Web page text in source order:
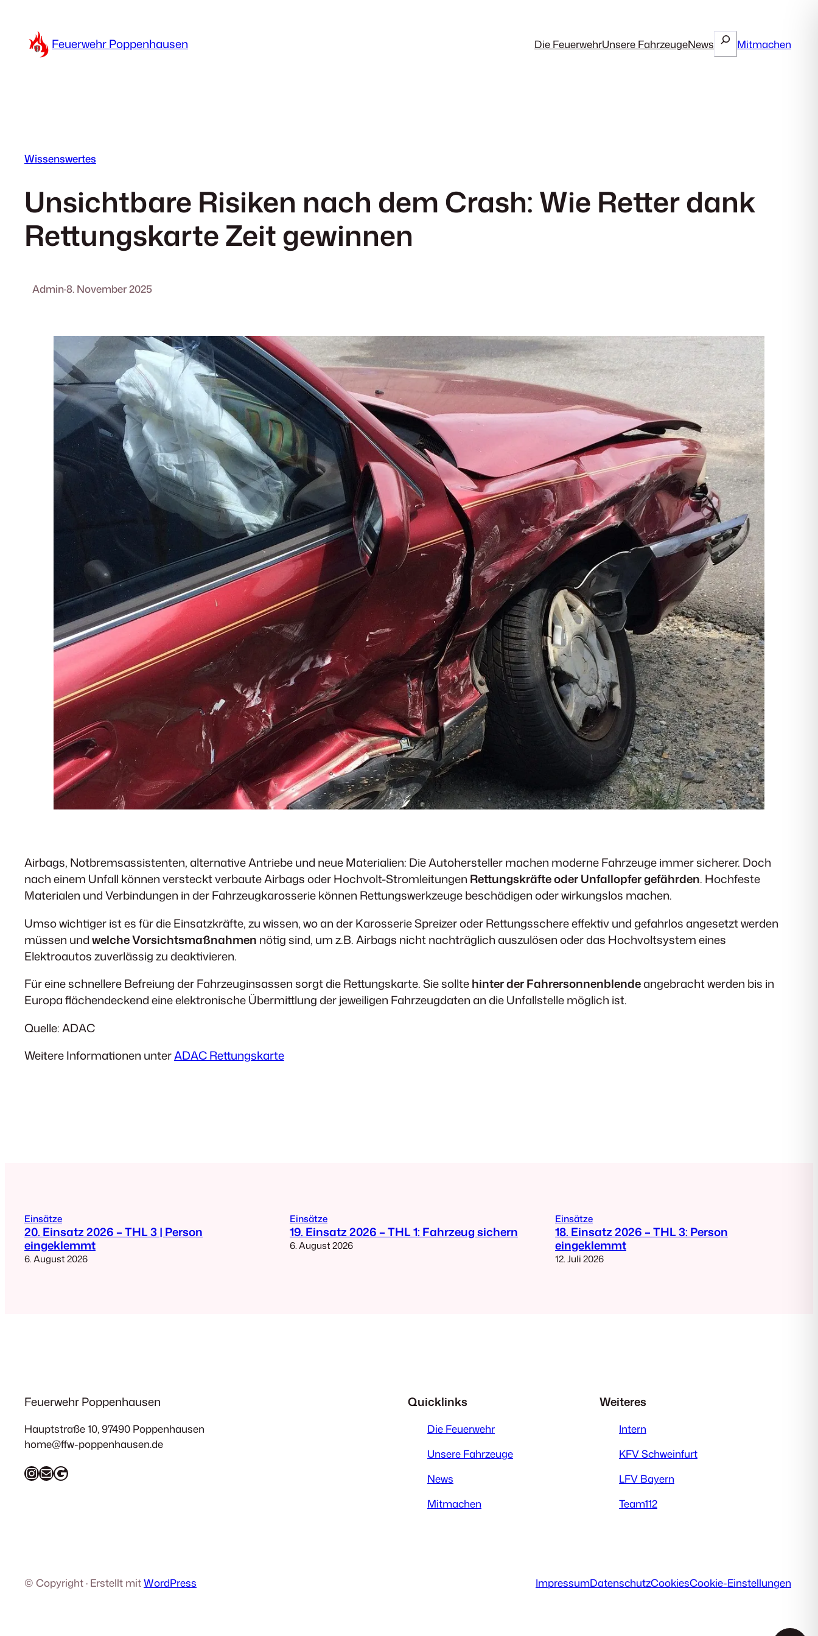
springen Feuerwehr Poppenhausen Die FeuerwehrUnsere FahrzeugeNews SuchenMitmachen
Wissenswertes
Unsichtbare Risiken nach dem Crash: Wie Retter dank
Rettungskarte Zeit gewinnen
Admin·8. November 2025
Airbags, Notbremsassistenten, alternative Antriebe und neue Materialien: Die Autohersteller machen moderne Fahrzeuge immer sicherer. Doch
nach einem Unfall können versteckt verbaute Airbags oder Hochvolt-Stromleitungen Rettungskräfte oder Unfallopfer gefährden. Hochfeste
Materialen und Verbindungen in der Fahrzeugkarosserie können Rettungswerkzeuge beschädigen oder wirkungslos machen.
Umso wichtiger ist es für die Einsatzkräfte, zu wissen, wo an der Karosserie Spreizer oder Rettungsschere effektiv und gefahrlos angesetzt werden
müssen undwelche Vorsichtsmaßnahmen nötig sind, um z.B. Airbags nicht nachträglich auszulösen oder das Hochvoltsystem eines
Elektroautos zuverlässig zu deaktivieren.
Für eine schnellere Befreiung der Fahrzeuginsassen sorgt die Rettungskarte. Sie solltehinter der Fahrersonnenblendeangebracht werden bis in
Europa flächendeckend eine elektronische Übermittlung der jeweiligen Fahrzeugdaten an die Unfallstelle möglich ist.
Quelle: ADAC
Weitere Informationen unterADAC Rettungskarte
Einsätze
20. Einsatz 2026 – THL 3 | Person
eingeklemmt
6. August 2026
Einsätze
19. Einsatz 2026 – THL 1: Fahrzeug sichern
6. August 2026
Einsätze
18. Einsatz 2026 – THL 3: Person
eingeklemmt
12. Juli 2026
Feuerwehr Poppenhausen
Hauptstraße 10, 97490 Poppenhausen
home@ffw-poppenhausen.de
InstagramE-Mail Google Maps
Quicklinks
Die Feuerwehr
Unsere Fahrzeuge
News
Mitmachen
Weiteres
Intern
KFV Schweinfurt
LFV Bayern
Team112
© Copyright · Erstellt mitWordPress ImpressumDatenschutzCookiesCookie-Einstellungen